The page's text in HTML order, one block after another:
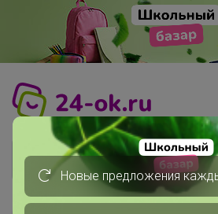
Новые предложения